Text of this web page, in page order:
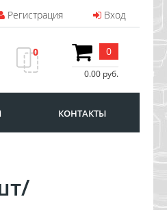
Регистрация Вход
0 0
0.00 руб.
КОНТАКТЫ